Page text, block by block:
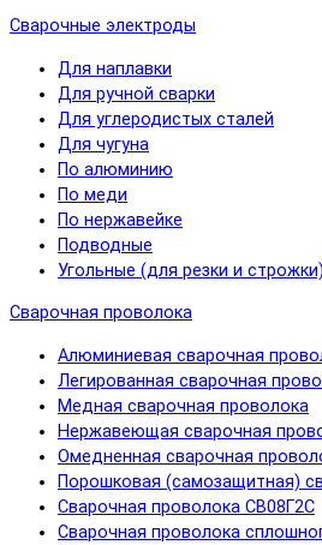
Сварочные электроды
Для наплавки
Для ручной сварки
Для углеродистых сталей
Для чугуна
По алюминию
По меди
По нержавейке
Подводные
Угольные (для резки и строжки)
Сварочная проволока
Алюминиевая сварочная
Легированная сварочная
Медная сварочная проволока
Нержавеющая сварочная
Омедненная сварочная
Порошковая (самозащитная)
Сварочная проволока СВ08Г2С
Сварочная проволока